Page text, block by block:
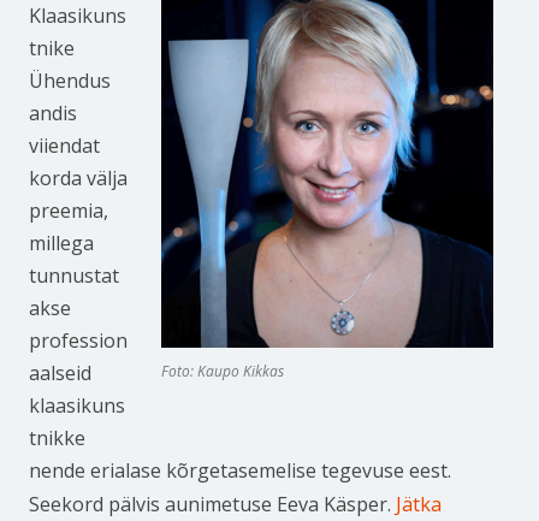
Foto: Kaupo Kikkas
Klaasikuns
tnike
Ühendus
andis
viiendat
korda välja
preemia,
millega
tunnustat
akse
profession
aalseid
klaasikuns
tnikke
nende erialase kõrgetasemelise tegevuse eest.
Seekord pälvis aunimetuse Eeva Käsper. Jätka